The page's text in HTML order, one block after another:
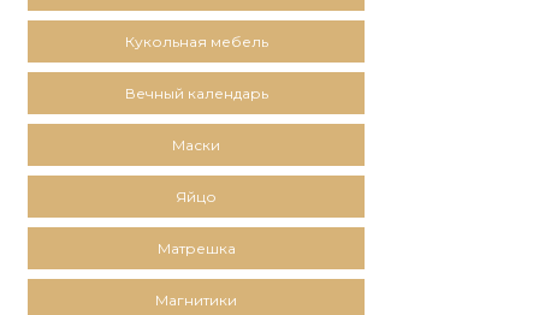
Кукольная мебель
Вечный календарь
Маски
Яйцо
Матрешка
Магнитики